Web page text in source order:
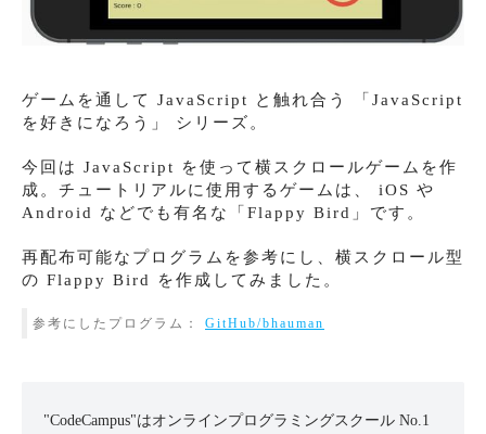
ゲームを通して JavaScript と触れ合う 「JavaScript
を好きになろう」 シリーズ。
今回は JavaScript を使って横スクロールゲームを作
成。チュートリアルに使用するゲームは、 iOS や
Android などでも有名な「Flappy Bird」です。
再配布可能なプログラムを参考にし、横スクロール型
の Flappy Bird を作成してみました。
参考にしたプログラム： GitHub/bhauman
"CodeCampus"はオンラインプログラミングスクール No.1